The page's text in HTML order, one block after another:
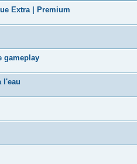
Extra | Premium
gameplay
l'eau